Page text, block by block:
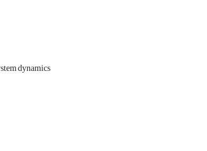
dynamics